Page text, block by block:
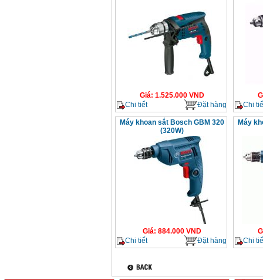
Giá: 1.525.000VND
Chi tiết
Đặt hàng
Chi
Máy khoan sắt Bosch GBM 320
(320W)
Giá: 884.000VND
Chi tiết
Đặt hàng
Máy
Chi